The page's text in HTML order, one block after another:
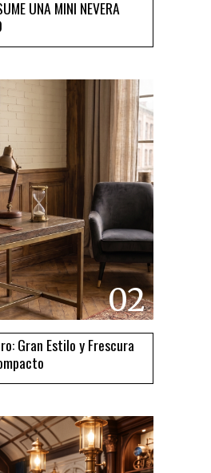
UNA MINI NEVERA
02
Gran Estilo y Frescura